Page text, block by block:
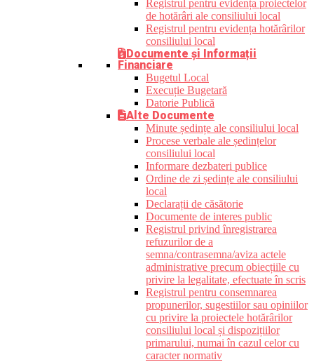
Registrul pentru evidența proiectelor
de hotărâri ale consiliului local
Registrul pentru evidența hotărârilor
consiliului local
Documente și Informații
Financiare
Bugetul Local
Execuție Bugetară
Datorie Publică
Alte Documente
Minute ședințe ale consiliului local
Procese verbale ale ședințelor
consiliului local
Informare dezbateri publice
Ordine de zi ședințe ale consiliului
local
Declarații de căsătorie
Documente de interes public
Registrul privind înregistrarea
refuzurilor de a
semna/contrasemna/aviza actele
administrative precum obiecțiile cu
privire la legalitate, efectuate în scris
Registrul pentru consemnarea
propunerilor, sugestiilor sau opiniilor
cu privire la proiectele hotărârilor
consiliului local și dispozițiilor
primarului, numai în cazul celor cu
caracter normativ